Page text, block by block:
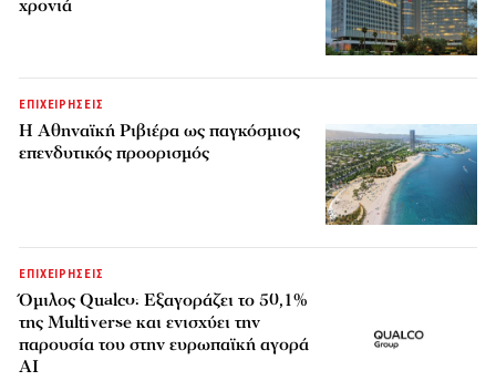
χρονιά
ΕΠΙΧΕΙΡΗΣΕΙΣ
Η Αθηναϊκή Ριβιέρα ως παγκόσμιος
επενδυτικός προορισμός
ΕΠΙΧΕΙΡΗΣΕΙΣ
Όμιλος Qualco: Εξαγοράζει το 50,1%
της Multiverse και ενισχύει την
παρουσία του στην ευρωπαϊκή αγορά
AI